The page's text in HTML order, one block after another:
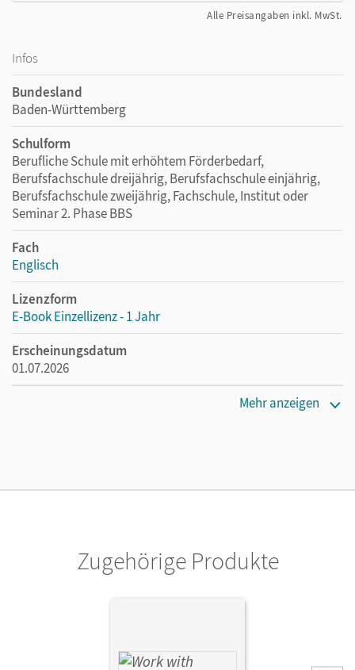
Alle Preisangaben inkl. MwSt.
Infos
Bundesland
Baden-Württemberg
Schulform
Berufliche Schule mit erhöhtem Förderbedarf,
Berufsfachschule dreijährig, Berufsfachschule einjährig,
Berufsfachschule zweijährig, Fachschule, Institut oder
Seminar 2. Phase BBS
Fach
Englisch
Lizenzform
E-Book Einzellizenz - 1 Jahr
Erscheinungsdatum
01.07.2026
Cornelsen Verlag
Mehr anzeigen
Zugehörige Produkte